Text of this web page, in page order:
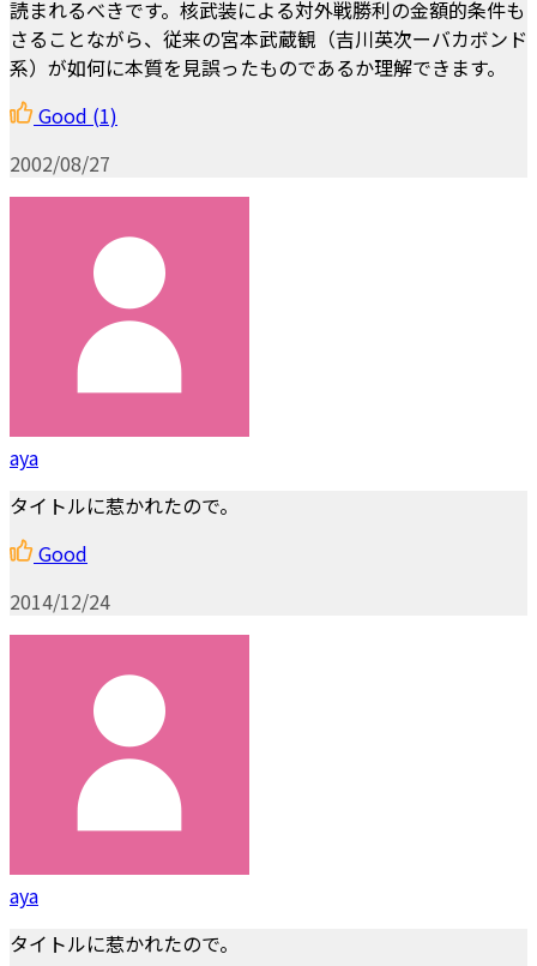
読まれるべきです。核武装による対外戦勝利の金額的条件も
さることながら、従来の宮本武蔵観（吉川英次ーバカボンド
系）が如何に本質を見誤ったものであるか理解できます。
Good (1)
2002/08/27
aya
タイトルに惹かれたので。
Good
2014/12/24
aya
タイトルに惹かれたので。